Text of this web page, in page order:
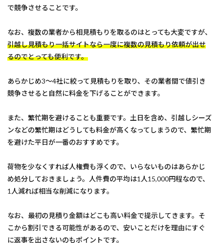
で競争させることです。
なお、複数の業者から相見積もりを取るのはとっても大変ですが、
引越し見積もり一括サイトなら一度に複数の見積もり依頼が出せ
るのでとっても便利です。
あらかじめ3～4社に絞って見積もりを取り、その業者間で値引き
競争させると自然に料金を下げることができます。
また、繁忙期を避けることも重要です。土日を含め、引越しシーズ
ンなどの繁忙期はどうしても料金が高くなってしまうので、繁忙期
を避けた平日が一番のおすすめです。
荷物を少なくすれば人権費も浮くので、いらないものはあらかじ
め処分しておきましょう。人件費の平均は1人15,000円程なので、
1人減れば相当な削減になります。
なお、最初の見積り金額はどこも高い料金で提示してきます。そ
こから割引できる可能性があるので、安いことだけを理由にすぐ
に返事を出さないのもポイントです。